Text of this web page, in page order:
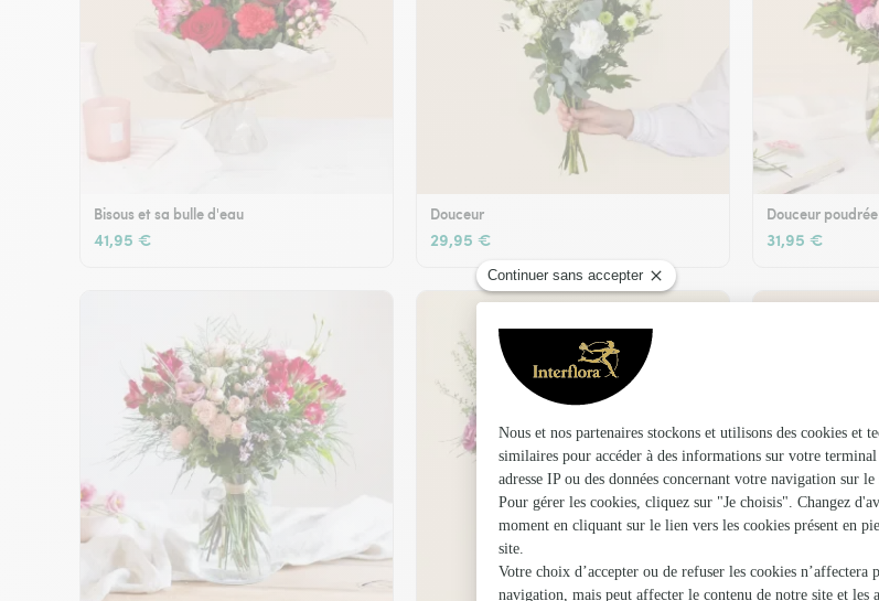
Bisous et sa bulle d'eau
41,95 €
Douceur
29,95 €
Douceur poudrée
31,95 €